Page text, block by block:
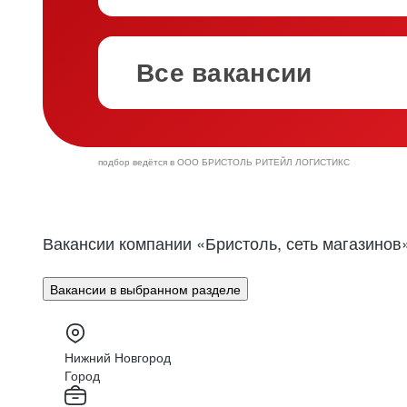
общая цель — делать
Это про нас
и своевременную
на полки магазинов
Наши13 распределительных
страну от востока до запада,
до Калининграда, чтобы
логистику и быструю
Все вакансии
подбор ведётся в ООО БРИСТОЛЬ РИТЕЙЛ ЛОГИСТИКС
Вакансии компании «Бристоль, сеть
Вакансии в выбранном разделе
Нижний Новгород
Город